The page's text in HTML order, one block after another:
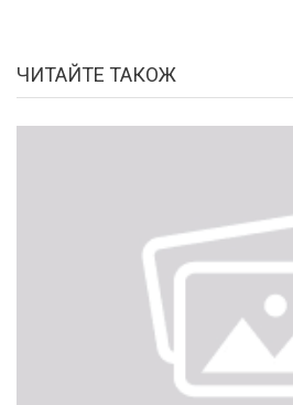
ЧИТАЙТЕ ТАКОЖ